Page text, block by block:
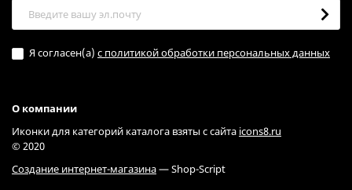
Я согласен(a) с политикой обработки персональных данных
О компании
Иконки для категорий каталога взяты с сайта icons8.ru
© 2020
Создание интернет-магазина— Shop-Script